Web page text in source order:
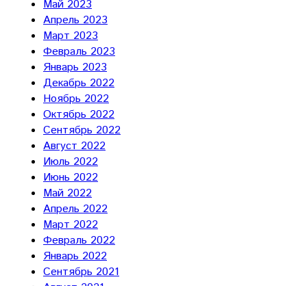
Май 2023
Апрель 2023
Март 2023
Февраль 2023
Январь 2023
Декабрь 2022
Ноябрь 2022
Октябрь 2022
Сентябрь 2022
Август 2022
Июль 2022
Июнь 2022
Май 2022
Апрель 2022
Март 2022
Февраль 2022
Январь 2022
Сентябрь 2021